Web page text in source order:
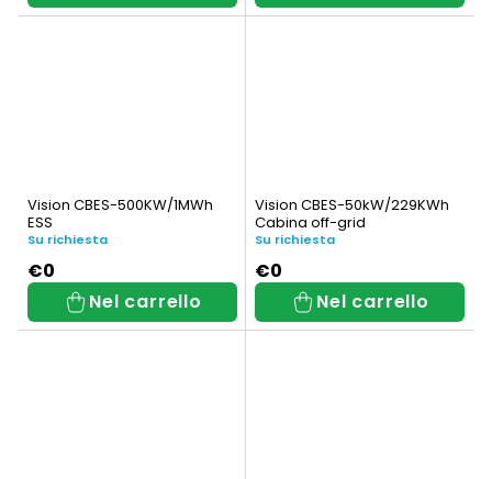
Vision CBES-500KW/1MWh
ESS
Su richiesta
€0
Nel carrello
Vision CBES-50kW/229KWh
Cabina off-grid
Su richiesta
€0
Nel carrello